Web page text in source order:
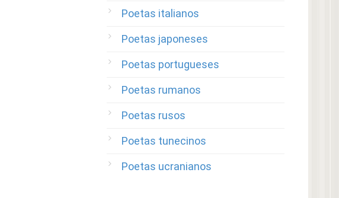
Poetas italianos
Poetas japoneses
Poetas portugueses
Poetas rumanos
Poetas rusos
Poetas tunecinos
Poetas ucranianos